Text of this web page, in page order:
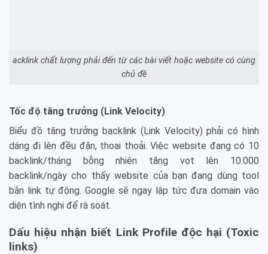
acklink chất lượng phải đến từ các bài viết hoặc website có cùng
chủ đề
Tốc độ tăng trưởng (Link Velocity)
Biểu đồ tăng trưởng backlink (Link Velocity) phải có hình
dáng đi lên đều đặn, thoai thoải. Việc website đang có 10
backlink/tháng bỗng nhiên tăng vọt lên 10.000
backlink/ngày cho thấy website của bạn đang dùng tool
bắn link tự động. Google sẽ ngay lập tức đưa domain vào
diện tình nghi để rà soát.
Dấu hiệu nhận biết Link Profile độc hại (Toxic
links)